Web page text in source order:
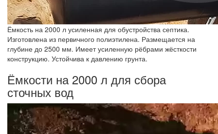
Ёмкость на 2000 л усиленная для обустройства септика.
Изготовлена из первичного полиэтилена. Размещается на
глубине до 2500 мм. Имеет усиленную рёбрами жёсткости
конструкцию. Устойчива к давлению грунта.
Ёмкости на 2000 л для сбора
сточных вод